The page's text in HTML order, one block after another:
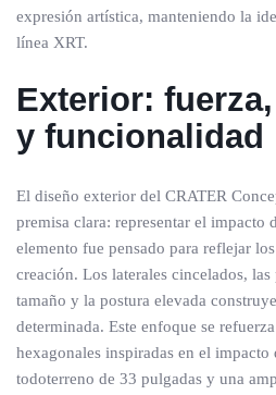
expresión artística, manteniendo la
línea XRT.
Exterior:
y funcionalidad
El diseño exterior del CRATER
premisa clara: representar el impacto
elemento fue pensado para reflejar
creación. Los laterales cincelados,
tamaño y la postura elevada
determinada. Este enfoque se
hexagonales inspiradas en el impacto
todoterreno de 33 pulgadas y una